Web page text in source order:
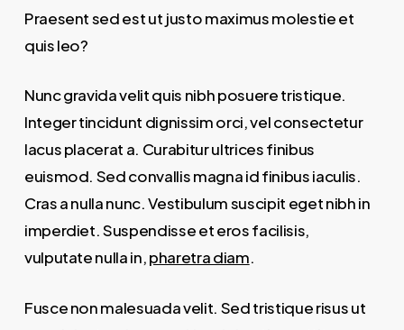
Praesent sed est ut justo maximus molestie et
quis leo?
Nunc gravida velit quis nibh posuere tristique.
Integer tincidunt dignissim orci, vel consectetur
lacus placerat a. Curabitur ultrices finibus
euismod. Sed convallis magna id finibus iaculis.
Cras a nulla nunc. Vestibulum suscipit eget nibh in
imperdiet. Suspendisse et eros facilisis,
vulputate nulla in,pharetra diam.
Fusce non malesuada velit. Sed tristique risus ut